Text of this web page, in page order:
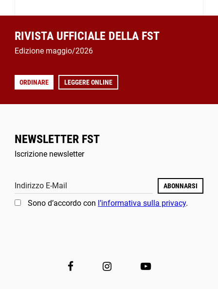
RIVISTA UFFICIALE DELLA FST
Edizione maggio/2026
ORDINARE LEGGERE ONLINE
NEWSLETTER FST
Iscrizione newsletter
Indirizzo E-Mail ABONNARSI
Sono d’accordo con l’informativa sulla privacy.